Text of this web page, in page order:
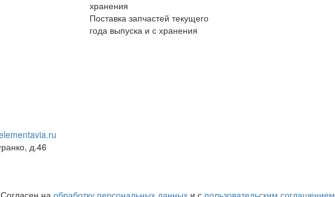
Поставка запчастей текущего
года выпуска и с хранения
д.46
Согласен на обработку персональных данных и с пользовательским соглашением